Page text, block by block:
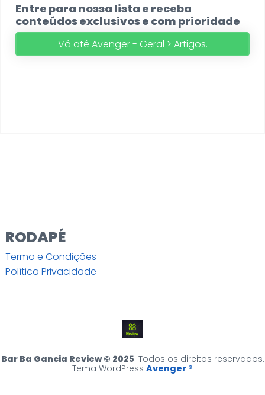
Entre para nossa lista e receba
conteúdos exclusivos e com prioridade
Vá até Avenger - Geral > Artigos.
RODAPÉ
Termo e Condições
Política Privacidade
Bar Ba Gancia Review © 2025. Todos os direitos reservados.
Tema WordPress Avenger ®